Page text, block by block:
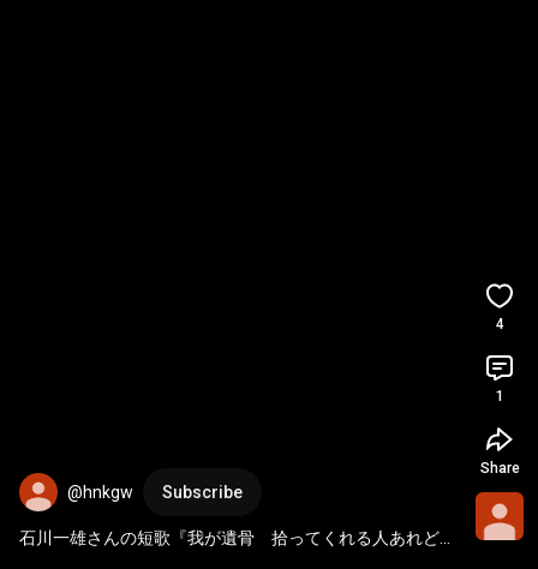
@hnkgw Subscribe
石川一雄さんの短歌『我が遺骨　拾ってくれる人あれど
4
1
Share